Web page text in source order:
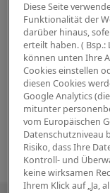
Diese Seite
Funktionalität der
darüber hinaus,
erteilt haben. (
können unten Ihre
Cookies einstellen
diesen Cookies
Google Analytics
mitunter
vom Europäischen
Datenschutzniveau
Risiko, dass Ihre
Kontroll- und
keine wirksamen
Ihrem Klick auf „Ja,